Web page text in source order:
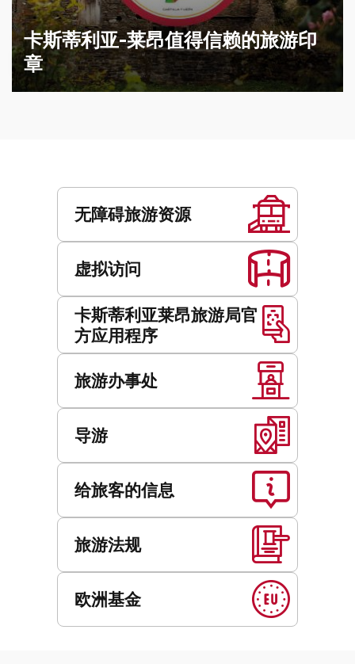
卡斯蒂利亚-莱昂值得信赖的旅游印
章
无障碍旅游资源
虚拟访问
卡斯蒂利亚莱昂旅游局官
方应用程序
旅游办事处
导游
给旅客的信息
旅游法规
欧洲基金